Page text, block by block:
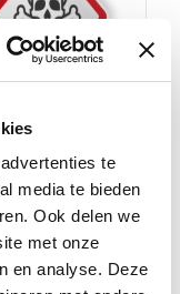
te
media te bieden
Ook delen we
met onze
en analyse. Deze
stoffen
GHS
pictogramsticker,
voor uw